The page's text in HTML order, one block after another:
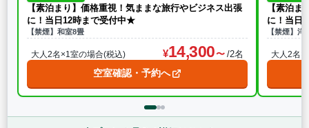
【素泊まり】価格重視！気ままな旅行やビジネス出張
に！当日12時まで受付中★
【禁煙】和室8畳
大人2名×1室の場合(税込) 14,300 /2名
空室確認・予約へ
【素泊
に！当日
【禁煙】
大人2名